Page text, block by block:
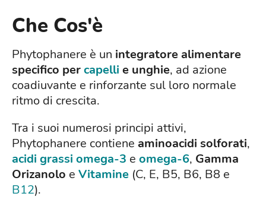
Che Cos'è
Phytophanere è un integratore alimentare
specifico percapelli e unghie, ad azione
coadiuvante e rinforzante sul loro normale
ritmo di crescita.
Tra i suoi numerosi principi attivi,
Phytophanere contiene aminoacidi solforati,
acidi grassi omega-3 e omega-6, Gamma
Orizanolo e Vitamine (C, E, B5, B6, B8 e
B12).